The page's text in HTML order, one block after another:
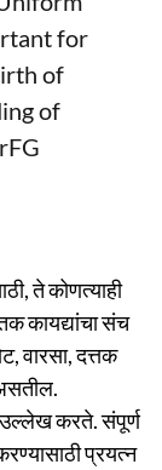
for
of
of
ते कोणत्याही
कायद्यांचा संच
वारसा, दत्तक
उल्लेख करते. संपूर्ण
प्रयत्न